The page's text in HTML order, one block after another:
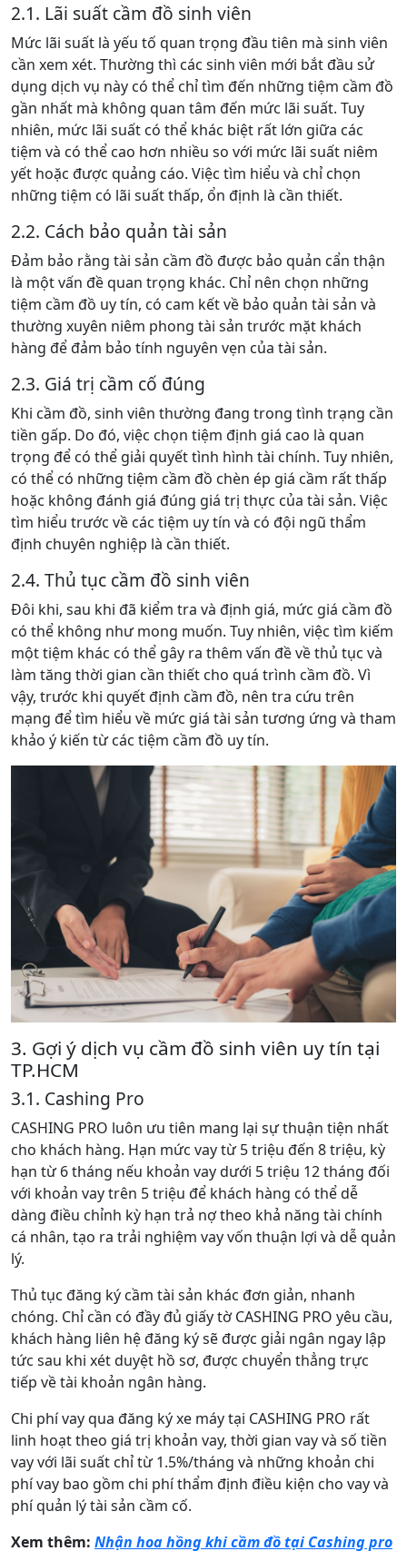
2.1. Lãi suất cầm đồ sinh viên
Mức lãi suất là yếu tố quan trọng đầu tiên mà sinh viên
cần xem xét. Thường thì các sinh viên mới bắt đầu sử
dụng dịch vụ này có thể chỉ tìm đến những tiệm cầm đồ
gần nhất mà không quan tâm đến mức lãi suất. Tuy
nhiên, mức lãi suất có thể khác biệt rất lớn giữa các
tiệm và có thể cao hơn nhiều so với mức lãi suất niêm
yết hoặc được quảng cáo. Việc tìm hiểu và chỉ chọn
những tiệm có lãi suất thấp, ổn định là cần thiết.
2.2. Cách bảo quản tài sản
Đảm bảo rằng tài sản cầm đồ được bảo quản cẩn thận
là một vấn đề quan trọng khác. Chỉ nên chọn những
tiệm cầm đồ uy tín, có cam kết về bảo quản tài sản và
thường xuyên niêm phong tài sản trước mặt khách
hàng để đảm bảo tính nguyên vẹn của tài sản.
2.3. Giá trị cầm cố đúng
Khi cầm đồ, sinh viên thường đang trong tình trạng cần
tiền gấp. Do đó, việc chọn tiệm định giá cao là quan
trọng để có thể giải quyết tình hình tài chính. Tuy nhiên,
có thể có những tiệm cầm đồ chèn ép giá cầm rất thấp
hoặc không đánh giá đúng giá trị thực của tài sản. Việc
tìm hiểu trước về các tiệm uy tín và có đội ngũ thẩm
định chuyên nghiệp là cần thiết.
2.4. Thủ tục cầm đồ sinh viên
Đôi khi, sau khi đã kiểm tra và định giá, mức giá cầm đồ
có thể không như mong muốn. Tuy nhiên, việc tìm kiếm
một tiệm khác có thể gây ra thêm vấn đề về thủ tục và
làm tăng thời gian cần thiết cho quá trình cầm đồ. Vì
vậy, trước khi quyết định cầm đồ, nên tra cứu trên
mạng để tìm hiểu về mức giá tài sản tương ứng và tham
khảo ý kiến từ các tiệm cầm đồ uy tín.
3. Gợi ý dịch vụ cầm đồ sinh viên uy tín tại
TP.HCM
3.1. Cashing Pro
CASHING PRO luôn ưu tiên mang lại sự thuận tiện nhất
cho khách hàng. Hạn mức vay từ 5 triệu đến 8 triệu, kỳ
hạn từ 6 tháng nếu khoản vay dưới 5 triệu 12 tháng đối
với khoản vay trên 5 triệu để khách hàng có thể dễ
dàng điều chỉnh kỳ hạn trả nợ theo khả năng tài chính
cá nhân, tạo ra trải nghiệm vay vốn thuận lợi và dễ quản
lý.
Thủ tục đăng ký cầm tài sản khác đơn giản, nhanh
chóng. Chỉ cần có đầy đủ giấy tờ CASHING PRO yêu cầu,
khách hàng liên hệ đăng ký sẽ được giải ngân ngay lập
tức sau khi xét duyệt hồ sơ, được chuyển thẳng trực
tiếp về tài khoản ngân hàng.
Chi phí vay qua đăng ký xe máy tại CASHING PRO rất
linh hoạt theo giá trị khoản vay, thời gian vay và số tiền
vay với lãi suất chỉ từ 1.5%/tháng và những khoản chi
phí vay bao gồm chi phí thẩm định điều kiện cho vay và
phí quản lý tài sản cầm cố.
Xem thêm: Nhận hoa hồng khi cầm đồ tại Cashing pro